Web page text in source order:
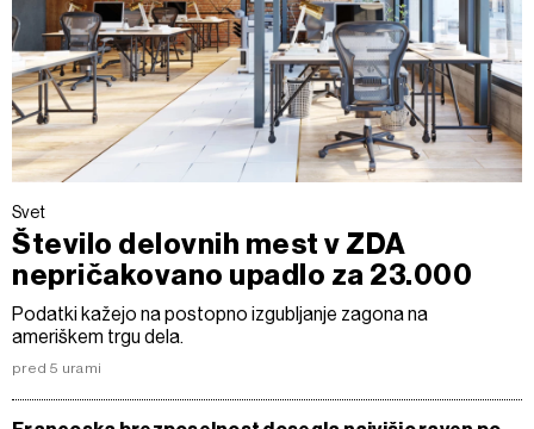
Svet
Število delovnih mest v ZDA
nepričakovano upadlo za 23.000
Podatki kažejo na postopno izgubljanje zagona na
ameriškem trgu dela.
pred 5 urami